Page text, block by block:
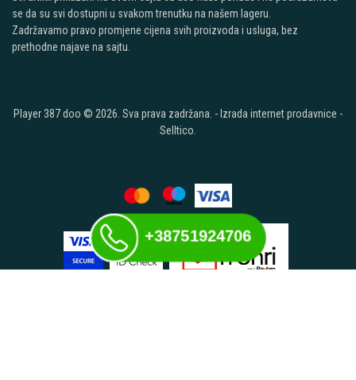
se da su svi dostupni u svakom trenutku na našem lageru.
Zadržavamo pravo promjene cijena svih proizvoda i usluga, bez
prethodne najave na sajtu.
Player 387 doo © 2026. Sva prava zadržana. - Izrada internet prodavnice -
Selltico.
+38751924706